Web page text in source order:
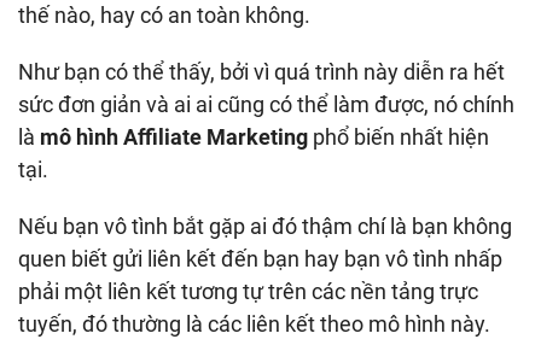
thế nào, hay có an toàn không.
Như bạn có thể thấy, bởi vì quá trình này diễn ra hết
sức đơn giản và ai ai cũng có thể làm được, nó chính
là mô hình Affiliate Marketing phổ biến nhất hiện
tại.
Nếu bạn vô tình bắt gặp ai đó thậm chí là bạn không
quen biết gửi liên kết đến bạn hay bạn vô tình nhấp
phải một liên kết tương tự trên các nền tảng trực
tuyến, đó thường là các liên kết theo mô hình này.